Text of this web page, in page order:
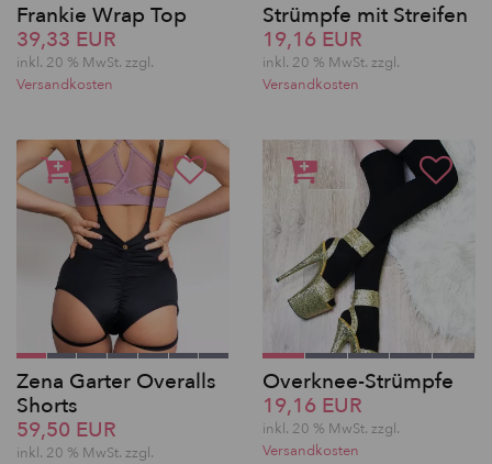
Frankie Wrap Top
39,33 EUR
inkl. 20 % MwSt. zzgl.
Versandkosten
Strümpfe mit Streifen
19,16 EUR
inkl. 20 % MwSt. zzgl.
Versandkosten
Zena Garter Overalls
Shorts
59,50 EUR
inkl. 20 % MwSt. zzgl.
Overknee-Strümpfe
19,16 EUR
inkl. 20 % MwSt. zzgl.
Versandkosten